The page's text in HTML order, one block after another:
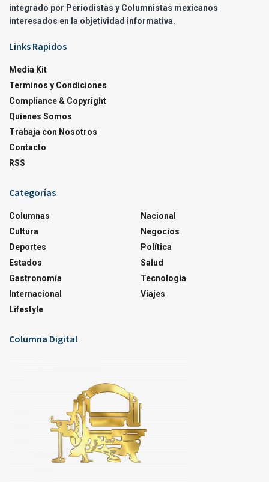
integrado por Periodistas y Columnistas mexicanos
interesados en la objetividad informativa.
Links Rapidos
Media Kit
Terminos y Condiciones
Compliance & Copyright
Quienes Somos
Trabaja con Nosotros
Contacto
RSS
Categorías
Columnas
Cultura
Deportes
Estados
Gastronomía
Internacional
Lifestyle
Nacional
Negocios
Política
Salud
Tecnología
Viajes
Columna Digital